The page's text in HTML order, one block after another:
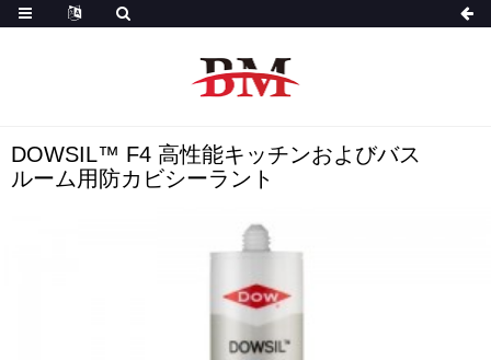
DOWSIL™ F4 高性能キッチンおよびバス
ルーム用防カビシーラント